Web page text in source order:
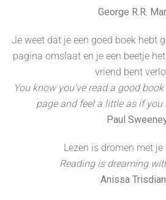
George R.R.
Je weet dat je een goed boek hebt
pagina omslaat en je een beetje
vriend bent
You know you've read a good
page and feel a little as if you
Paul
Lezen is dromen met je
Reading is dreaming
Anissa